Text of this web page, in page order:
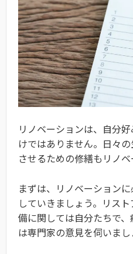
リノベーションは、自分
けではありません。日々
させるための修繕もリノベ
まずは、リノベーション
していきましょう。リス
備に関しては自分たちで
は専門家の意見を伺いまし